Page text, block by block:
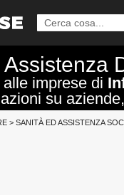
imprese di
su
> SANITÀ ED ASSISTENZA